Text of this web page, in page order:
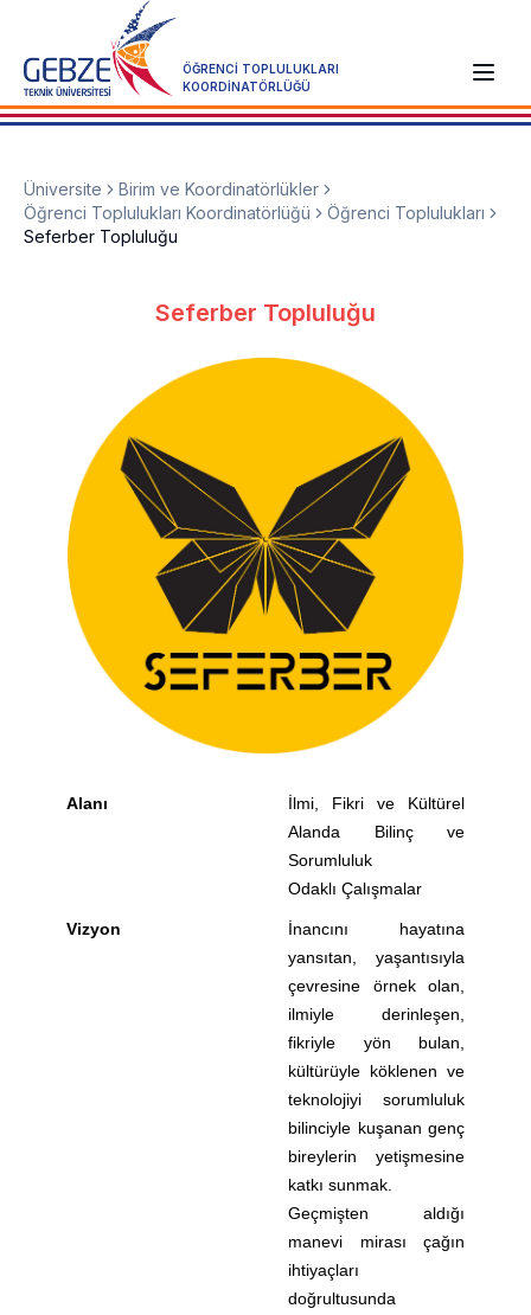
ÖĞRENCİ TOPLULUKLARI
KOORDİNATÖRLÜĞÜ
Üniversite
Birim ve Koordinatörlükler
Öğrenci Toplulukları Koordinatörlüğü
Öğrenci Toplulukları
Seferber Topluluğu
Seferber Topluluğu
Alanı
İlmi, Fikri ve Kültürel
Alanda Bilinç ve
Sorumluluk
Odaklı Çalışmalar
Vizyon
İnancını hayatına
yansıtan, yaşantısıyla
çevresine örnek olan,
ilmiyle derinleşen,
fikriyle yön bulan,
kültürüyle köklenen ve
teknolojiyi sorumluluk
bilinciyle kuşanan genç
bireylerin yetişmesine
katkı sunmak.
Geçmişten aldığı
manevi mirası çağın
ihtiyaçları
doğrultusunda